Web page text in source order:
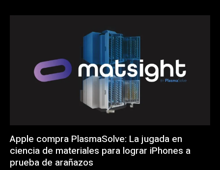
Apple compra PlasmaSolve: La jugada en
ciencia de materiales para lograr iPhones a
prueba de arañazos